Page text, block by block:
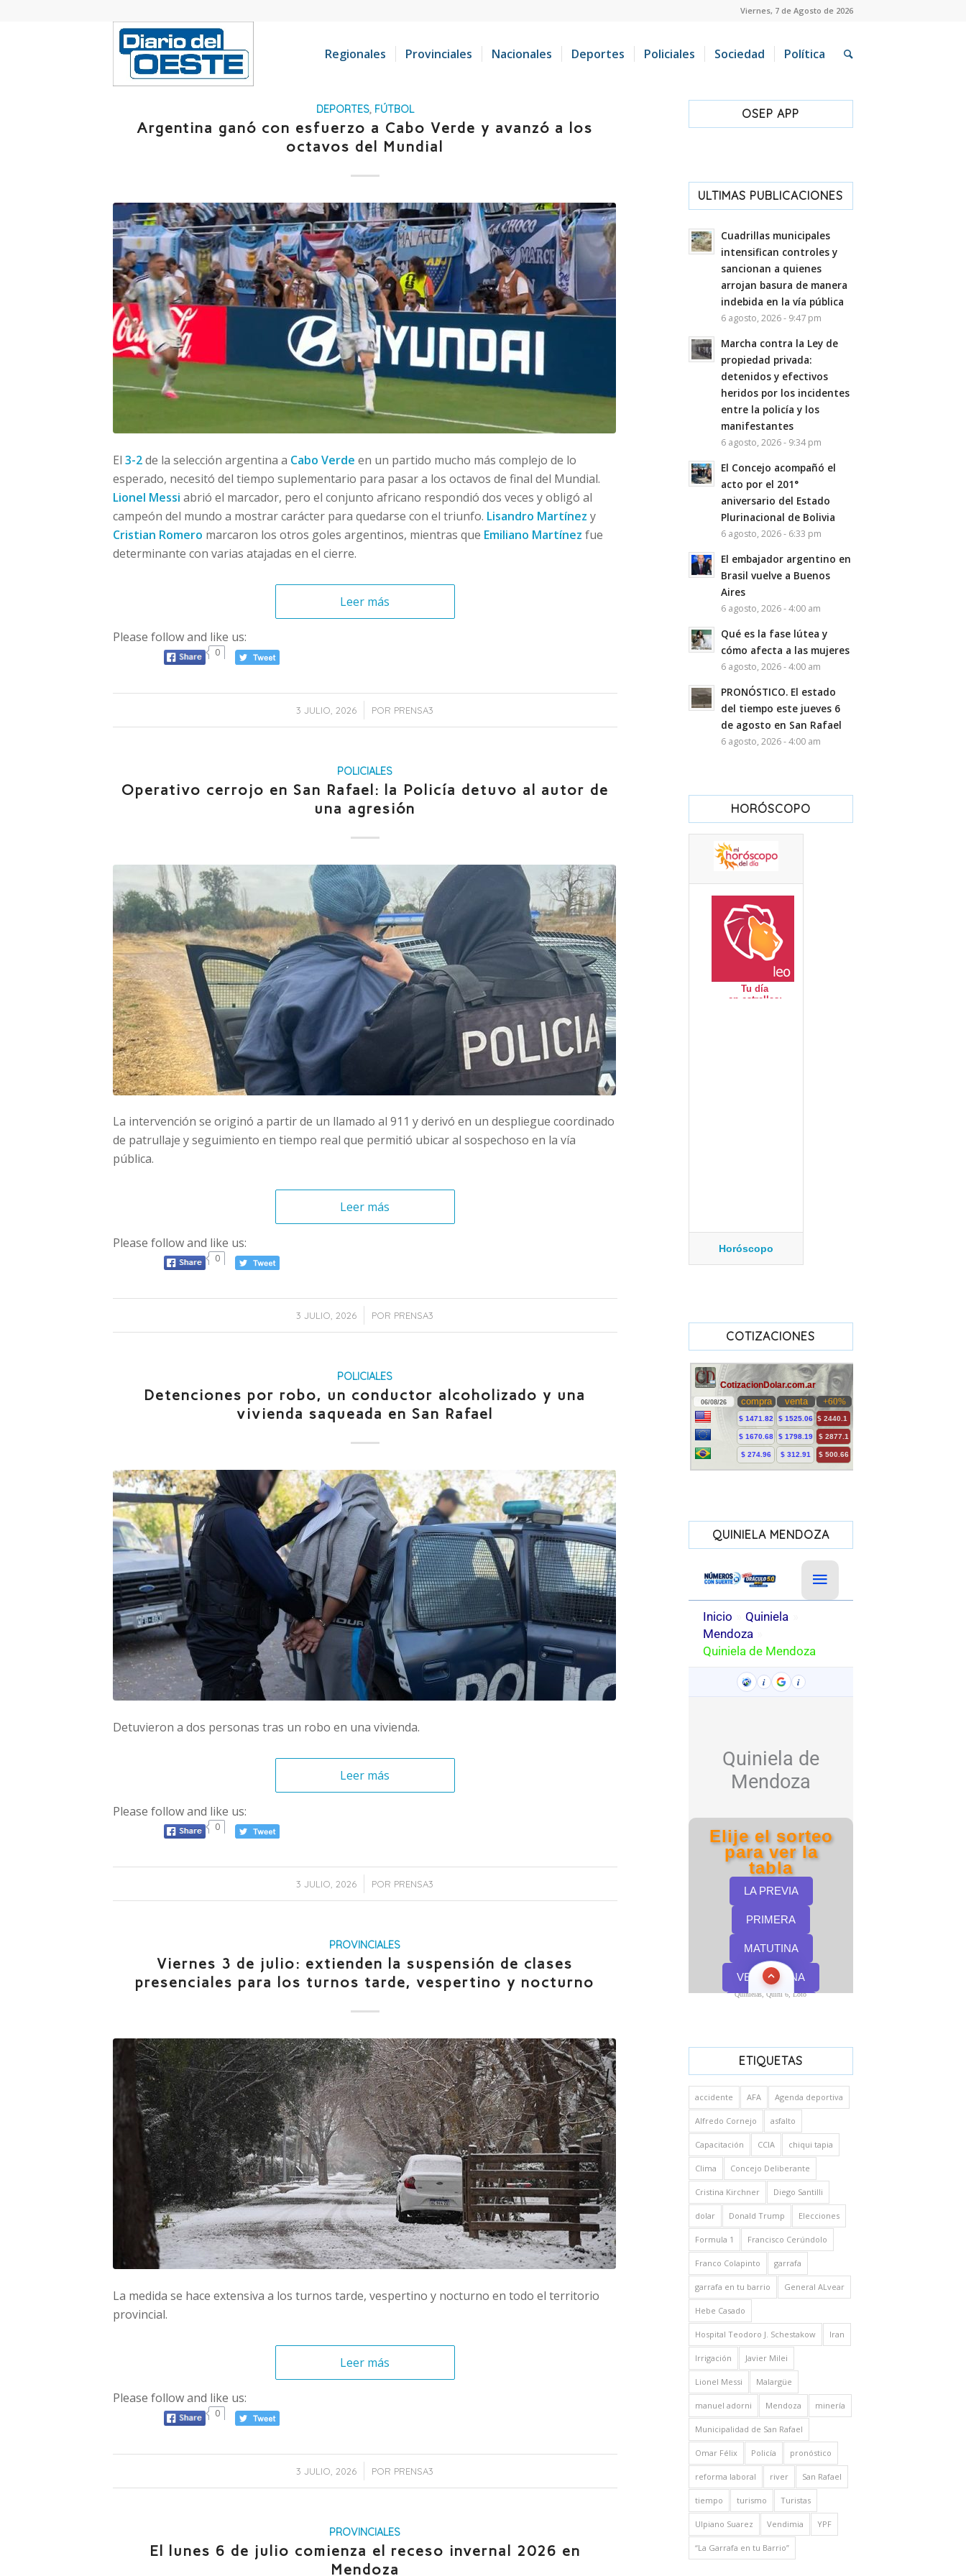
Viernes, 7 de Agosto de 2026
Regionales Provinciales Nacionales Deportes Policiales Sociedad Política
DEPORTES, FÚTBOL
Argentina ganó con esfuerzo a Cabo Verde y avanzó a los
octavos del Mundial
El 3-2de la selección argentina a Cabo Verde en un partido mucho más complejo de lo
esperado, necesitó del tiempo suplementario para pasar a los octavos de final del Mundial.
Lionel Messi abrió el marcador, pero el conjunto africano respondió dos veces y obligó al
campeón del mundo a mostrar carácter para quedarse con el triunfo. Lisandro Martínez y
Cristian Romero marcaron los otros goles argentinos, mientras que Emiliano Martínez fue
determinante con varias atajadas en el cierre.
Leer más
Please follow and like us:
0
3 JULIO, 2026 POR PRENSA3
POLICIALES
Operativo cerrojo en San Rafael: la Policía detuvo al autor de
una agresión
La intervención se originó a partir de un llamado al 911 y derivó en un despliegue coordinado
de patrullaje y seguimiento en tiempo real que permitió ubicar al sospechoso en la vía
pública.
Leer más
Please follow and like us:
0
3 JULIO, 2026
/ POR PRENSA3
POLICIALES
Detenciones por robo, un conductor alcoholizado y una
vivienda saqueada en San Rafael
Detuvieron a dos personas tras un robo en una vivienda.
Leer más
Please follow and like us:
0
3 JULIO, 2026
/ POR PRENSA3
PROVINCIALES
Viernes 3 de julio: extienden la suspensión de clases
presenciales para los turnos tarde, vespertino y nocturno
La medida se hace extensiva a los turnos tarde, vespertino y nocturno en todo el territorio
provincial.
Leer más
Please follow and like us:
0
3 JULIO, 2026 POR PRENSA3
PROVINCIALES
El lunes 6 de julio comienza el receso invernal 2026 en
Mendoza
OSEP APP
ULTIMAS PUBLICACIONES
Cuadrillas municipales
intensifican controles y
sancionan a quienes
arrojan basura de manera
indebida en la vía pública
6 agosto, 2026 - 9:47 pm
Marcha contra la Ley de
propiedad privada:
detenidos y efectivos
heridos por los incidentes
entre la policía y los
manifestantes
6 agosto, 2026 - 9:34 pm
El Concejo acompañó el
acto por el 201°
aniversario del Estado
Plurinacional de Bolivia
6 agosto, 2026 - 6:33 pm
El embajador argentino en
Brasil vuelve a Buenos
Aires
6 agosto, 2026 - 4:00 am
Qué es la fase lútea y
cómo afecta a las mujeres
6 agosto, 2026 - 4:00 am
PRONÓSTICO. El estado
del tiempo este jueves 6
de agosto en San Rafael
6 agosto, 2026 - 4:00 am
HORÓSCOPO
Horóscopo
COTIZACIONES
QUINIELA MENDOZA
Quinielas, Quini 6, Loto
ETIQUETAS
accidente AFA Agenda deportiva
Alfredo Cornejo asfalto
Capacitación CCIA chiqui tapia
Clima Concejo Deliberante
Cristina Kirchner Diego Santilli
dolar Donald Trump Elecciones
Formula 1 Francisco Cerúndolo
Franco Colapinto garrafa
garrafa en tu barrio General ALvear
Hebe Casado
Hospital Teodoro J. Schestakow Iran
Irrigación Javier Milei
Lionel Messi Malargüe
manuel adorni Mendoza minería
Municipalidad de San Rafael
Omar Félix Policía pronóstico
reforma laboral river San Rafael
tiempo turismo Turistas
Ulpiano Suarez Vendimia YPF
“La Garrafa en tu Barrio”